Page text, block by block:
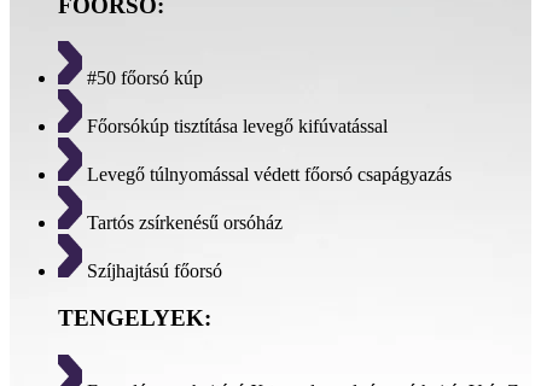
#50 főorsó kúp
Főorsókúp tisztítása levegő kifúvatással
Levegő túlnyomással védett főorsó csapágyazás
Tartós zsírkenésű orsóház
Szíjhajtású főorsó
TENGELYEK: